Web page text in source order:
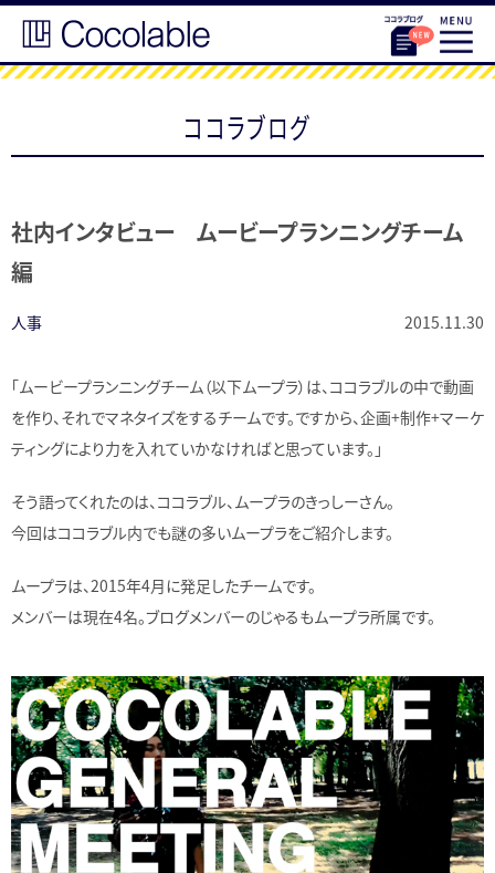
ココラブログ
社内インタビュー ムービープランニングチーム
編
人事 2015.11.30
「ムービープランニングチーム（以下ムープラ）は、ココラブルの中で動画
を作り、それでマネタイズをするチームです。ですから、企画+制作+マーケ
ティングにより力を入れていかなければと思っています。」
そう語ってくれたのは、ココラブル、ムープラのきっしーさん。
今回はココラブル内でも謎の多いムープラをご紹介します。
ムープラは、2015年4月に発足したチームです。
メンバーは現在4名。ブログメンバーのじゃるもムープラ所属です。